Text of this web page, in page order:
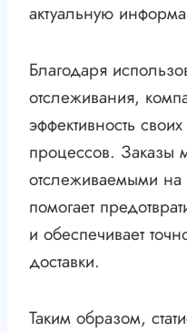
актуальную
Благодаря
отслеживания,
эффективность
процессов. Заказы
отслеживаемыми на
помогает
и обеспечивает
доставки.
Таким образом,